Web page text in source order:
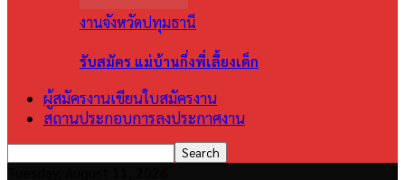
งานจังหวัดปทุมธานี
รับสมัคร แม่บ้านกึ่งพี่เลี้ยงเด็ก
ผู้สมัครงานเขียนใบสมัครงาน
สถานประกอบการลงประกาศงาน